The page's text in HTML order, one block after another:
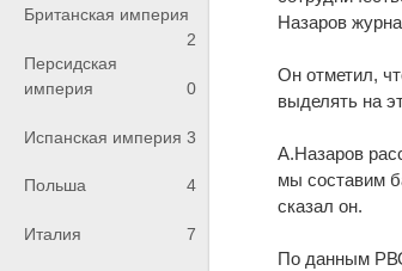
Британская империя
2
Персидская
империя
0
Испанская империя 3
Польша 4
Италия 7
Назаров
Он отметил,
выделять на
А.Назаров
мы составим
сказал он.
По данным